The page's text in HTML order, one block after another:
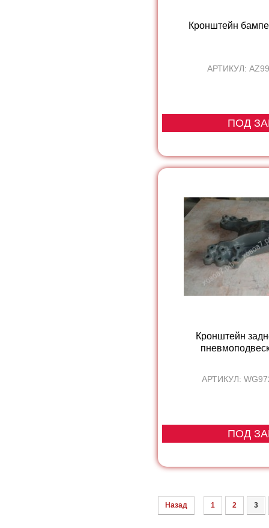
Кронштейн
АРТИКУЛ:
ПОД
Кронштейн
АРТИКУЛ:
ПОД
Назад 1 2 3